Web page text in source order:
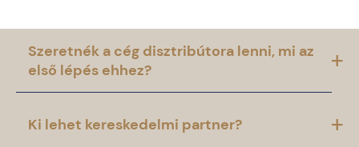
Szeretnék a cég disztribútora lenni, mi az
első lépés ehhez?
Ki lehet kereskedelmi partner?